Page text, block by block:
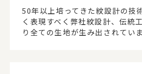
50年以上培ってきた紋設計の技
く表現すべく弊社紋設計、伝統
り全ての生地が生み出されていま